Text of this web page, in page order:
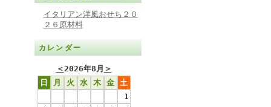
イタリアン洋風おせち２０
２６原材料
カレンダー
＜2026年8月 ＞
日
月 火 水 木 金 土
1